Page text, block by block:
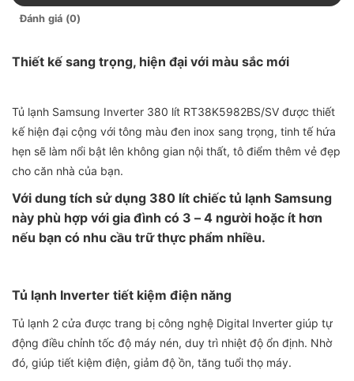
Đánh giá (0)
Thiết kế sang trọng, hiện đại với màu sắc mới
Tủ lạnh Samsung Inverter 380 lít RT38K5982BS/SV được thiết
kế hiện đại cộng với tông màu đen inox sang trọng, tinh tế hứa
hẹn sẽ làm nổi bật lên không gian nội thất, tô điểm thêm vẻ đẹp
cho căn nhà của bạn.
Với dung tích sử dụng 380 lít chiếc tủ lạnh Samsung
này phù hợp với gia đình có 3 – 4 người hoặc ít hơn
nếu bạn có nhu cầu trữ thực phẩm nhiều.
Tủ lạnh Inverter tiết kiệm điện năng
Tủ lạnh 2 cửa được trang bị công nghệ Digital Inverter giúp tự
động điều chỉnh tốc độ máy nén, duy trì nhiệt độ ổn định. Nhờ
đó, giúp tiết kiệm điện, giảm độ ồn, tăng tuổi thọ máy.